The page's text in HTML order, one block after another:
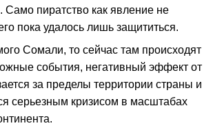
Само пиратство как явление не
пока удалось лишь защититься.
Сомали, то сейчас там происходят
события, негативный эффект от
за пределы территории страны и
серьезным кризисом в масштабах